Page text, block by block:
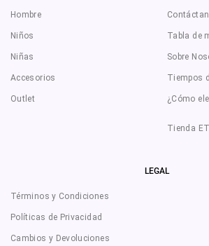
Hombre
Niños
Niñas
Accesorios
Outlet
Tabla de
Sobre
Tiempos
¿Cómo
Tienda
LEGAL
Términos y Condiciones
Políticas de Privacidad
Cambios y Devoluciones